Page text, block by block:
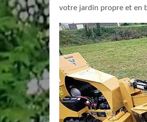
votre jardin propre et en